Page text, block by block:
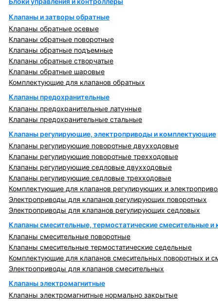
Клапаны и затворы обратные
Клапаны обратные осевые
Клапаны обратные поворотные
Клапаны обратные подъемные
Клапаны обратные створчатые
Клапаны обратные шаровые
Комплектующие для клапанов обратных
Клапаны предохранительные
Клапаны предохранительные латунные
Клапаны предохранительные стальные
Клапаны регулирующие, электроприводы и комплектующие
Клапаны регулирующие поворотные двухходовые
Клапаны регулирующие поворотные трехходовые
Клапаны регулирующие седловые двухходовые
Клапаны регулирующие седловые трехходовые
Комплектующие для клапанов регулирующих и
Электроприводы для клапанов регулирующих поворотных
Электроприводы для клапанов регулирующих седловых
Клапаны смесительные, термостатические смесительные
Клапаны смесительные поворотные
Клапаны смесительные термостатические седельные
Комплектующие для клапанов смесительных поворотных и
Электроприводы для клапанов смесительных
Клапаны электромагнитные
Клапаны электромагнитные нормально закрытые